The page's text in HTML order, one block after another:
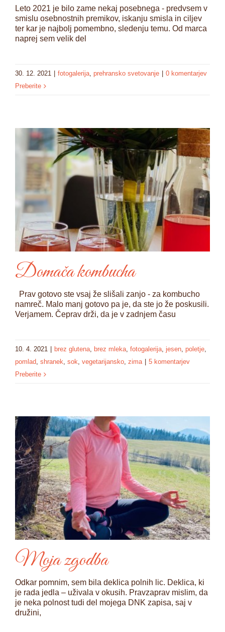
Leto 2021 je bilo zame nekaj posebnega - predvsem v
smislu osebnostnih premikov, iskanju smisla in ciljev
ter kar je najbolj pomembno, sledenju temu. Od marca
naprej sem velik del
30. 12. 2021 fotogalerija, prehransko svetovanje
0 komentarjev
Preberite
Domača kombucha
Prav gotovo ste vsaj že slišali zanjo - za kombucho
namreč. Malo manj gotovo pa je, da ste jo že poskusili.
Verjamem. Čeprav drži, da je v zadnjem času
10. 4. 2021 brez glutena, brez mleka, fotogalerija, jesen, poletje,
pomlad, shranek, sok, vegetarijansko, zima
5 komentarjev
Preberite
Moja zgodba
Odkar pomnim, sem bila deklica polnih lic. Deklica, ki
je rada jedla – uživala v okusih. Pravzaprav mislim, da
je neka polnost tudi del mojega DNK zapisa, saj v
družini,